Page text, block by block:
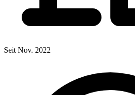
Seit Nov. 2022